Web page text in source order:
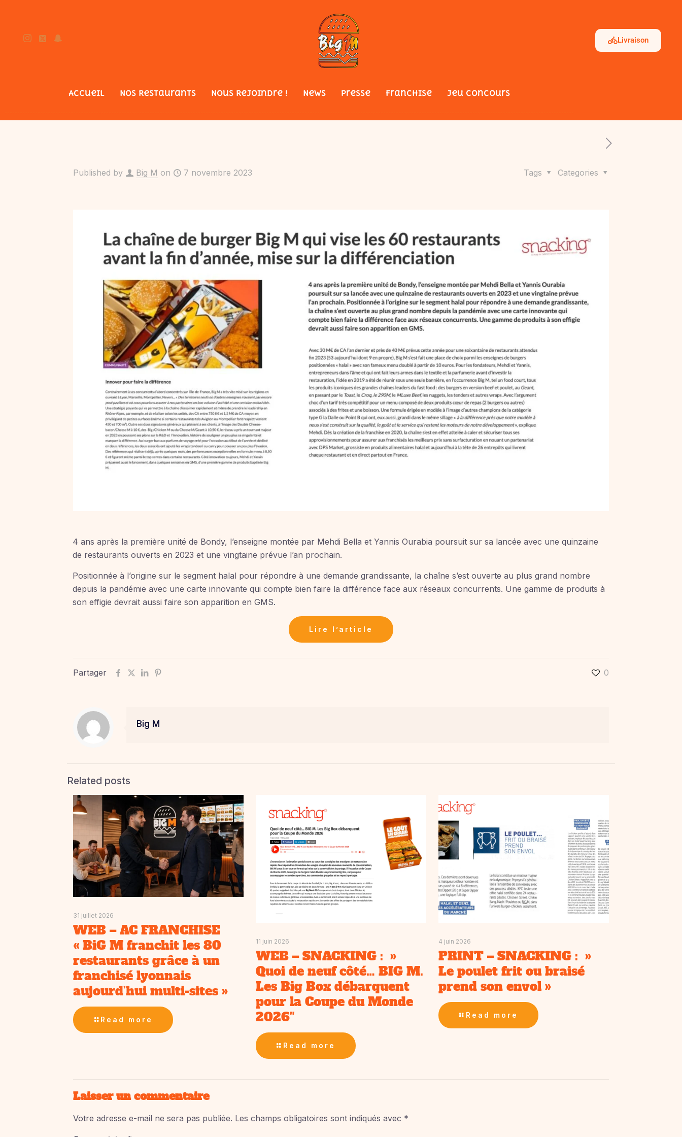
Livraison
Accueil Nos Restaurants Nous Rejoindre ! News Presse Franchise Jeu Concours
Published by Big M on 7 novembre 2023 Categories
Tags
4 ans après la première unité de Bondy, l’enseigne montée par Mehdi Bella et Yannis Ourabia poursuit sur sa lancée avec une quinzaine
de restaurants ouverts en 2023 et une vingtaine prévue l’an prochain.
Positionnée à l’origine sur le segment halal pour répondre à une demande grandissante, la chaîne s’est ouverte au plus grand nombre
depuis la pandémie avec une carte innovante qui compte bien faire la différence face aux réseaux concurrents. Une gamme de produits à
son effigie devrait aussi faire son apparition en GMS.
Lire l’article
Partager 0
Big M
Related posts
31 juillet 2026
WEB – AC FRANCHISE
« BiG M franchit les 80
restaurants grâce à un
franchisé lyonnais
aujourd’hui multi-sites »
Read more
11 juin 2026
WEB – SNACKING : »
Quoi de neuf côté… BIG M.
Les Big Box débarquent
pour la Coupe du Monde
2026″
Read more
4 juin 2026
PRINT – SNACKING : »
Le poulet frit ou braisé
prend son envol »
Read more
Laisser un commentaire
Votre adresse e-mail ne sera pas publiée. Les champs obligatoires sont indiqués avec *